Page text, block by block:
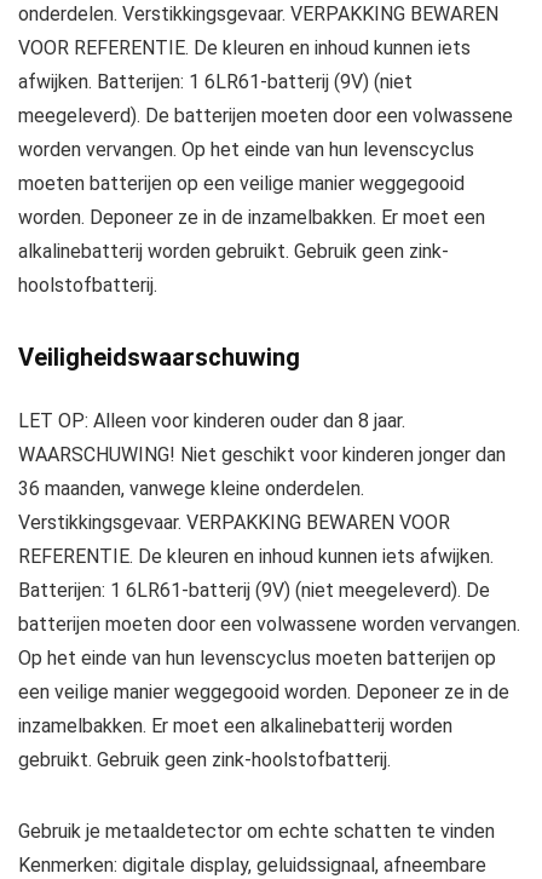
onderdelen. Verstikkingsgevaar. VERPAKKING BEWAREN
VOOR REFERENTIE. De kleuren en inhoud kunnen iets
afwijken. Batterijen: 1 6LR61-batterij (9V) (niet
meegeleverd). De batterijen moeten door een volwassene
worden vervangen. Op het einde van hun levenscyclus
moeten batterijen op een veilige manier weggegooid
worden. Deponeer ze in de inzamelbakken. Er moet een
alkalinebatterij worden gebruikt. Gebruik geen zink-
hoolstofbatterij.
Veiligheidswaarschuwing
LET OP: Alleen voor kinderen ouder dan 8 jaar.
WAARSCHUWING! Niet geschikt voor kinderen jonger dan
36 maanden, vanwege kleine onderdelen.
Verstikkingsgevaar. VERPAKKING BEWAREN VOOR
REFERENTIE. De kleuren en inhoud kunnen iets afwijken.
Batterijen: 1 6LR61-batterij (9V) (niet meegeleverd). De
batterijen moeten door een volwassene worden vervangen.
Op het einde van hun levenscyclus moeten batterijen op
een veilige manier weggegooid worden. Deponeer ze in de
inzamelbakken. Er moet een alkalinebatterij worden
gebruikt. Gebruik geen zink-hoolstofbatterij.
Gebruik je metaaldetector om echte schatten te vinden
Kenmerken: digitale display, geluidssignaal, afneembare